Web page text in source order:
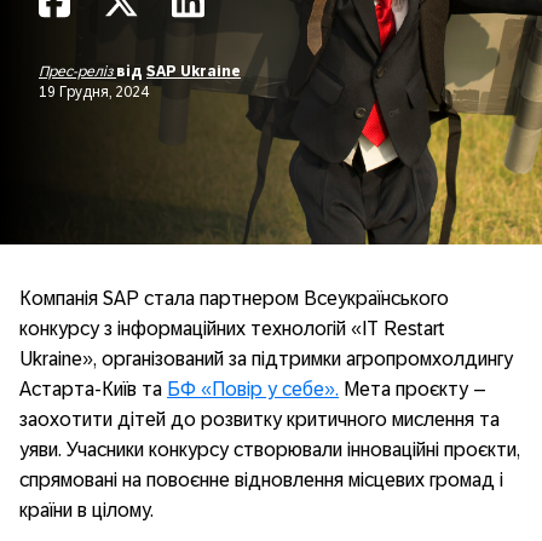
Прес-реліз від SAP Ukraine
19 Грудня, 2024
Компанія SAP стала партнером Всеукраїнського
конкурсу з інформаційних технологій «IT Restart
Ukraine», організований за підтримки агропромхолдингу
Астарта-Київ та БФ «Повір у себе». Мета проєкту –
заохотити дітей до розвитку критичного мислення та
уяви. Учасники конкурсу створювали інноваційні проєкти,
спрямовані на повоєнне відновлення місцевих громад і
країни в цілому.